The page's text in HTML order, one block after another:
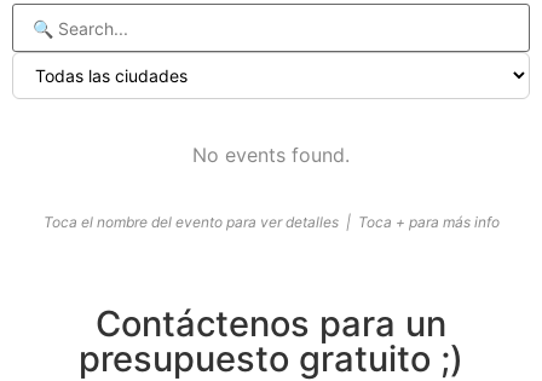
No events found.
Toca el nombre del evento para ver detalles | Toca + para más info
Contáctenos para un
presupuesto gratuito ;)